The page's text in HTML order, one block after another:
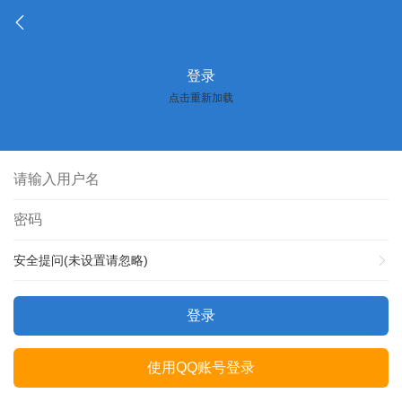
登录
点击重新加载
安全提问(未设置请忽略)
登录
使用QQ账号登录